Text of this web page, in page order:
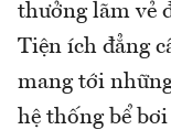
thưởng lãm vẻ
Tiện ích đẳng
mang tới
hệ thống bể